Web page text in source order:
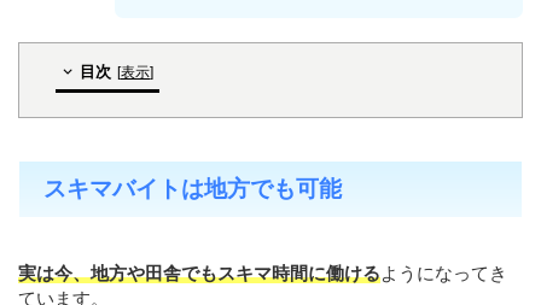
目次 [表示]
スキマバイトは地方でも可能
実は今、地方や田舎でもスキマ時間に働けるようになってき
ています。